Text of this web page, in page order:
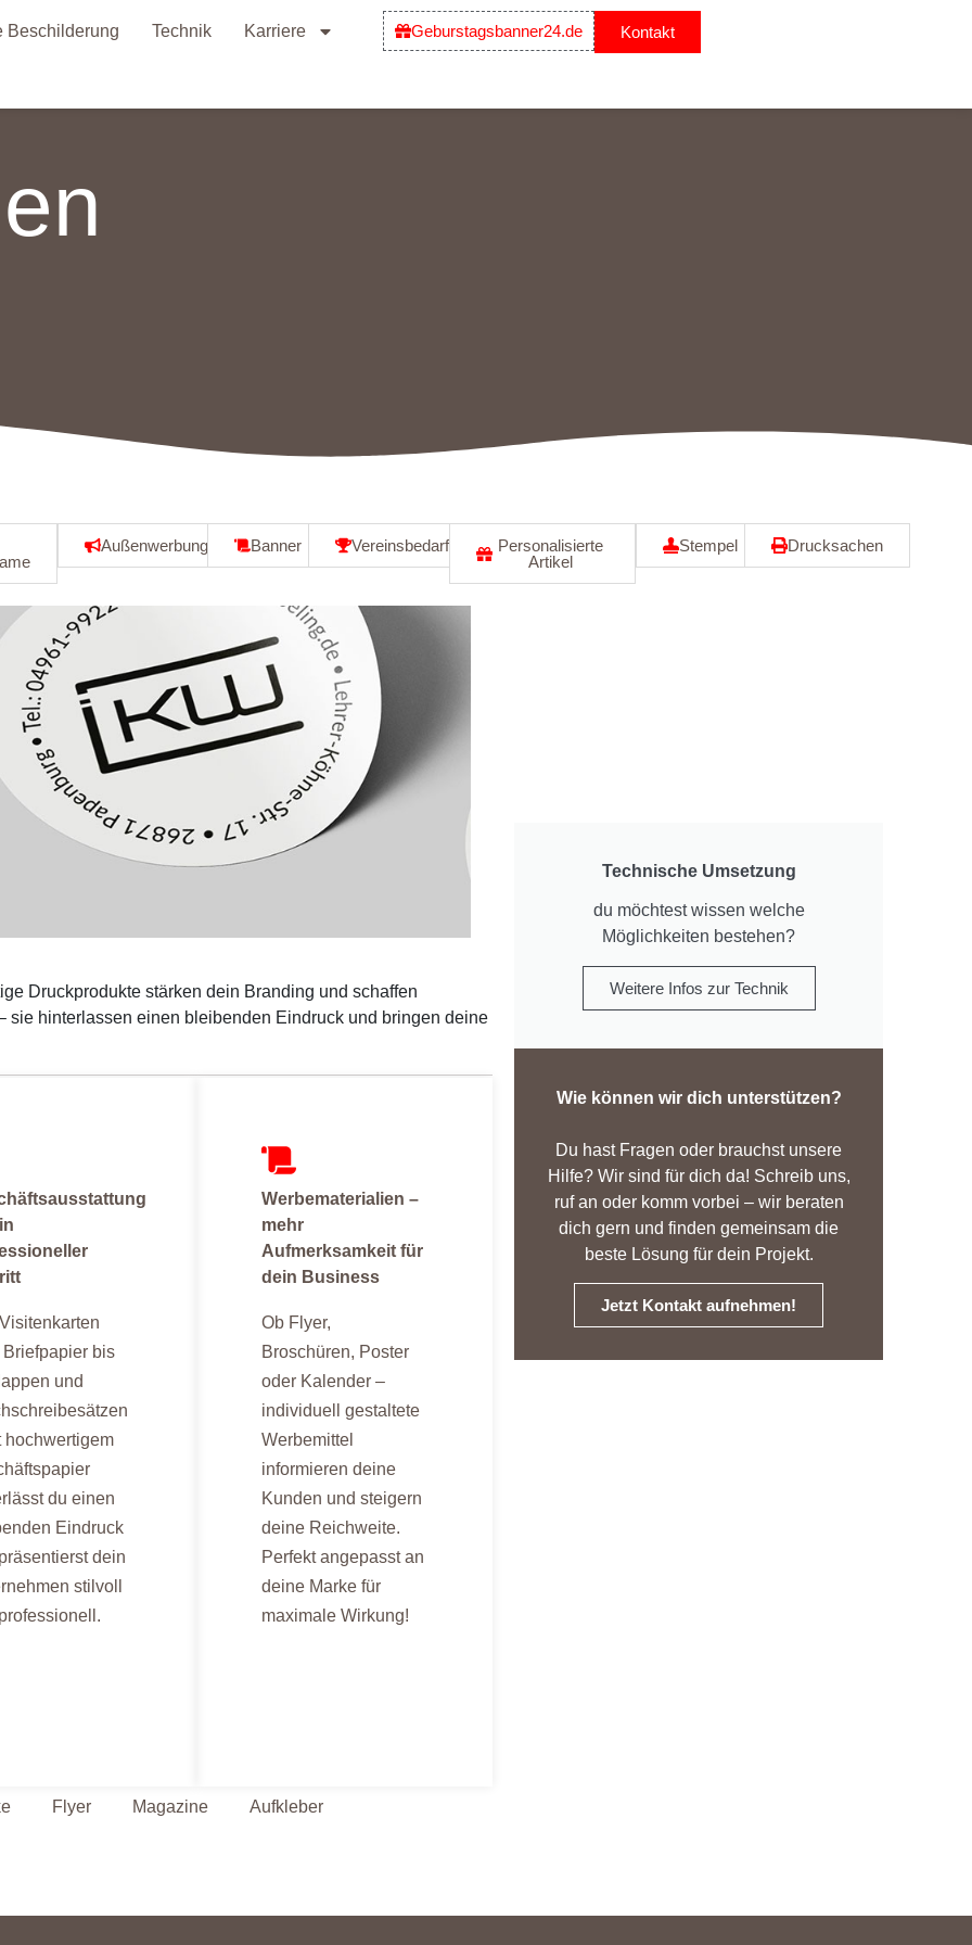
Beschilderung Technik Karriere Geburstagsbanner24.de Kontakt
Außenwerbung Banner Vereinsbedarf
Personalisierte
Artikel
Stempel Drucksachen
Druckprodukte stärken dein Branding und schaffen
sie hinterlassen einen bleibenden Eindruck und bringen deine
Briefpapier bis
und
hochwertigem
du einen
Eindruck
dein
stilvoll
Werbematerialien –
mehr
Aufmerksamkeit für
dein Business
Ob Flyer,
Broschüren, Poster
oder Kalender –
individuell gestaltete
Werbemittel
informieren deine
Kunden und steigern
deine Reichweite.
Perfekt angepasst an
deine Marke für
maximale Wirkung!
Flyer Magazine Aufkleber
Technische Umsetzung
du möchtest wissen welche
Möglichkeiten bestehen?
Weitere Infos zur Technik
Wie können wir dich unterstützen?
Du hast Fragen oder brauchst unsere
Hilfe? Wir sind für dich da! Schreib uns,
ruf an oder komm vorbei – wir beraten
dich gern und finden gemeinsam die
beste Lösung für dein Projekt.
Jetzt Kontakt aufnehmen!